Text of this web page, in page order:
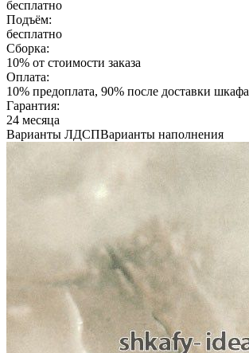
бесплатно
Подъём:
бесплатно
Сборка:
10% от стоимости заказа
Оплата:
10% предоплата, 90% после доставки шкафа
Гарантия:
24 месяца
Варианты ЛДСПВарианты наполнения